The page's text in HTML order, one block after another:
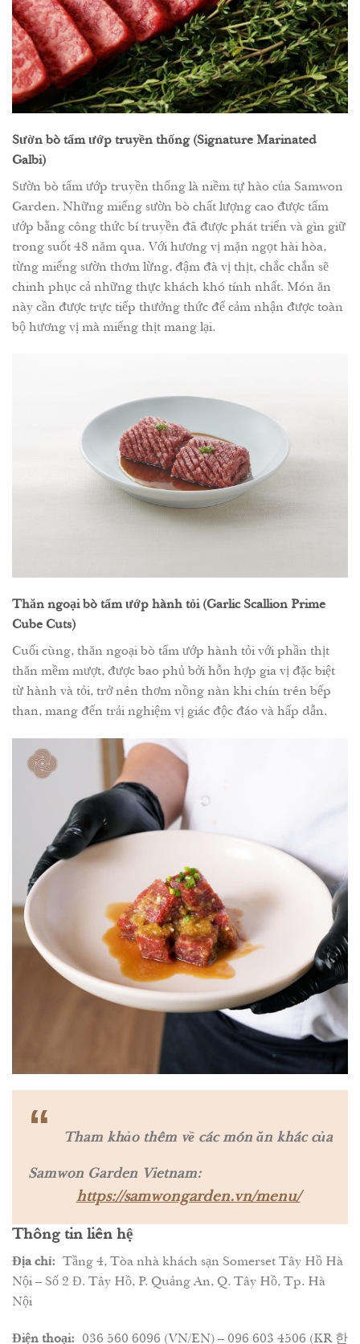
Sườn bò tẩm ướp truyền thống (Signature Marinated
Galbi)
Sườn bò tẩm ướp truyền thống là niềm tự hào của Samwon
Garden. Những miếng sườn bò chất lượng cao được tẩm
ướp bằng công thức bí truyền đã được phát triển và gìn giữ
trong suốt 48 năm qua. Với hương vị mặn ngọt hài hòa,
từng miếng sườn thơm lừng, đậm đà vị thịt, chắc chắn sẽ
chinh phục cả những thực khách khó tính nhất. Món ăn
này cần được trực tiếp thưởng thức để cảm nhận được toàn
bộ hương vị mà miếng thịt mang lại.
Thăn ngoại bò tẩm ướp hành tỏi (Garlic Scallion Prime
Cube Cuts)
Cuối cùng, thăn ngoại bò tẩm ướp hành tỏi với phần thịt
thăn mềm mượt, được bao phủ bởi hỗn hợp gia vị đặc biệt
từ hành và tỏi, trở nên thơm nồng nàn khi chín trên bếp
than, mang đến trải nghiệm vị giác độc đáo và hấp dẫn.
“ Tham khảo thêm về các món ăn khác của
Samwon Garden Vietnam:
https://samwongarden.vn/menu/
Thông tin liên hệ
Địa chỉ: Tầng 4, Tòa nhà khách sạn Somerset Tây Hồ Hà
Nội – Số 2 Đ. Tây Hồ, P. Quảng An, Q. Tây Hồ, Tp. Hà
Nội
Điện thoại: 036 560 6096 (VN/EN) – 096 603 4506 (KR 한